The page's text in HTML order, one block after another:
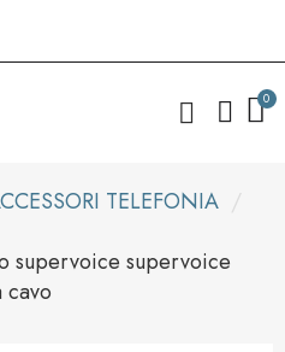
TELEFONIA
supervoice supervoice
cavo